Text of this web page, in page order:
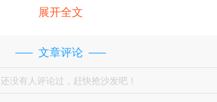
展开全文
文章评论
还没有人评论过，赶快抢沙发吧！